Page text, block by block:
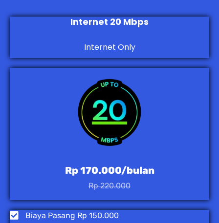
Internet 20 Mbps
Internet Only
Rp 170.000/bulan
Rp 220.000
Biaya Pasang Rp 150.000